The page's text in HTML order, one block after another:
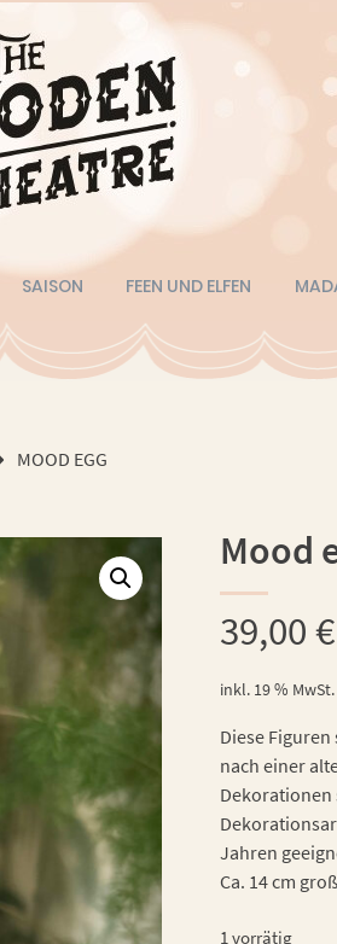
SAISON FEEN UND ELFEN
MOOD EGG
Mood
39,00€
inkl. 19 % MwSt.
Diese
nach einer
Dekorationen
Jahren
Ca. 14 cm groß
1 vorrätig